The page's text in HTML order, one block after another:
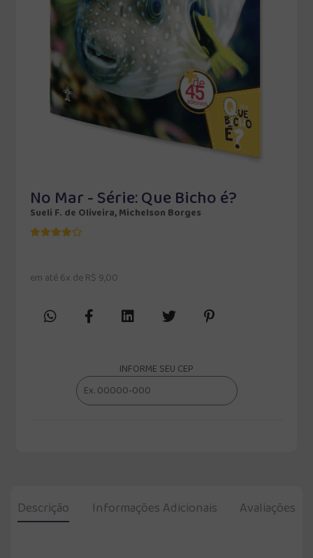
No Mar - Série: Que Bicho é?
Sueli F. de Oliveira, Michelson Borges
em até 6x de R$ 9,00
INFORME SEU CEP
Descrição Informações Adicionais Avaliações